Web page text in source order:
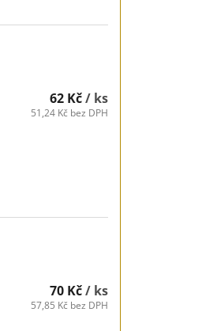
62 Kč/ ks
51,24 Kč bez DPH
70 Kč/ ks
57,85 Kč bez DPH